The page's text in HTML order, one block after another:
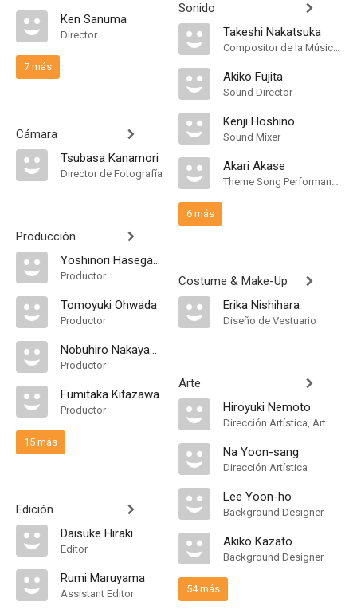
Ken Sanuma
Director
7 más
Cámara
Tsubasa Kanamori
Director de Fotografía
Producción
Yoshinori Hasegawa
Productor
Tomoyuki Ohwada
Productor
Nobuhiro Nakayama
Productor
Fumitaka Kitazawa
Productor
15 más
Edición
Daisuke Hiraki
Editor
Rumi Maruyama
Assistant Editor
Sonido
Takeshi Nakatsuka
Compositor de la Música Original
Akiko Fujita
Sound Director
Kenji Hoshino
Sound Mixer
Akari Akase
Theme Song Performance
6 más
Costume & Make-Up
Erika Nishihara
Diseño de Vestuario
Arte
Hiroyuki Nemoto
Dirección Artística, Art Designer
Na Yoon-sang
Dirección Artística
Lee Yoon-ho
Background Designer
Akiko Kazato
Background Designer
54 más